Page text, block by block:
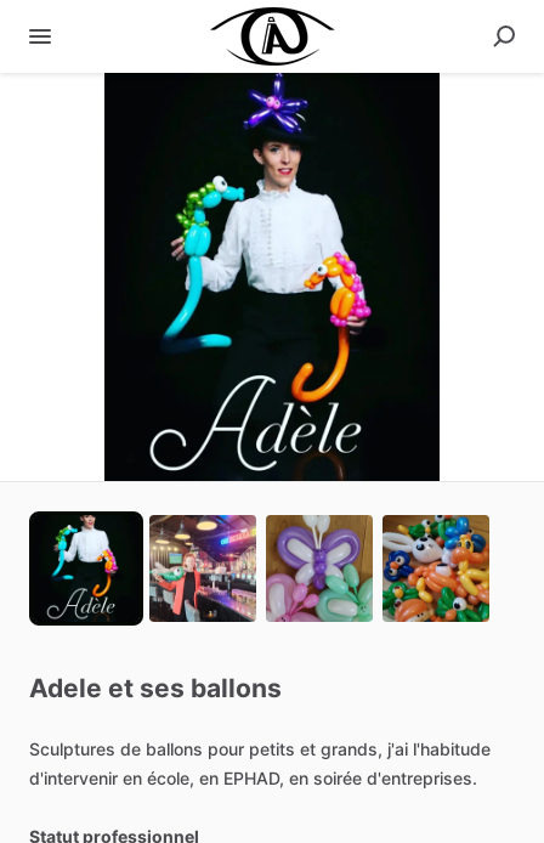
Adele et ses ballons
Sculptures de ballons pour petits et grands, j'ai l'habitude
d'intervenir en école, en EPHAD, en soirée d'entreprises.
Statut professionnel